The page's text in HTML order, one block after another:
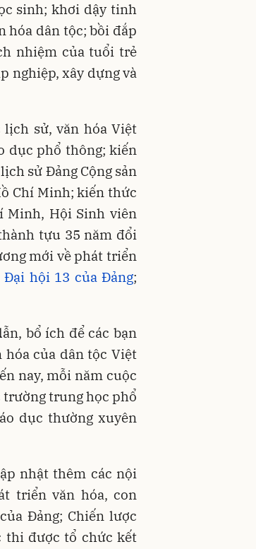
sinh; khơi dậy tinh
hóa dân tộc; bồi đắp
nhiệm của tuổi trẻ
nghiệp, xây dựng và
sử, văn hóa Việt
dục phổ thông; kiến
sử Đảng Cộng sản
Chí Minh; kiến thức
Minh, Hội Sinh viên
tựu 35 năm đổi
mới về phát triển
Đại hội 13 của Đảng;
bổ ích để các bạn
của dân tộc Việt
nay, mỗi năm cuộc
trung học phổ
dục thường xuyên
nhật thêm các nội
triển văn hóa, con
Đảng; Chiến lược
thi được tổ chức kết